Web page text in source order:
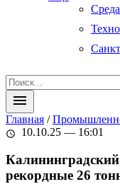
menu
Главная /
schedule 10.10.25 — 16:01
рекордные 26